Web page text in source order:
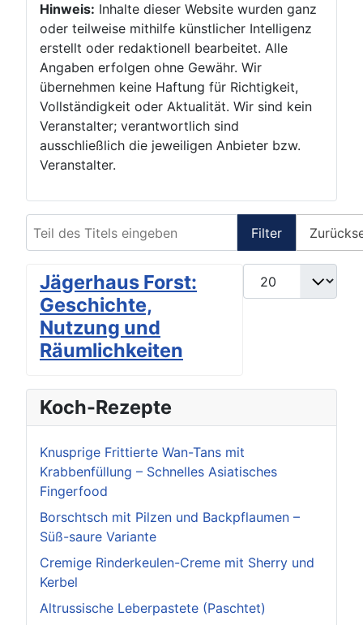
Hinweis: Inhalte dieser Website wurden ganz
oder teilweise mithilfe künstlicher Intelligenz
erstellt oder redaktionell bearbeitet. Alle
Angaben erfolgen ohne Gewähr. Wir
übernehmen keine Haftung für Richtigkeit,
Vollständigkeit oder Aktualität. Wir sind kein
Veranstalter; verantwortlich sind
ausschließlich die jeweiligen Anbieter bzw.
Veranstalter.
Filter
Anzeige #
Jägerhaus Forst:
Geschichte,
Nutzung und
Räumlichkeiten
Koch-Rezepte
Knusprige Frittierte Wan-Tans mit
Krabbenfüllung – Schnelles Asiatisches
Fingerfood
Borschtsch mit Pilzen und Backpflaumen –
Süß-saure Variante
Cremige Rinderkeulen-Creme mit Sherry und
Kerbel
Altrussische Leberpastete (Paschtet)